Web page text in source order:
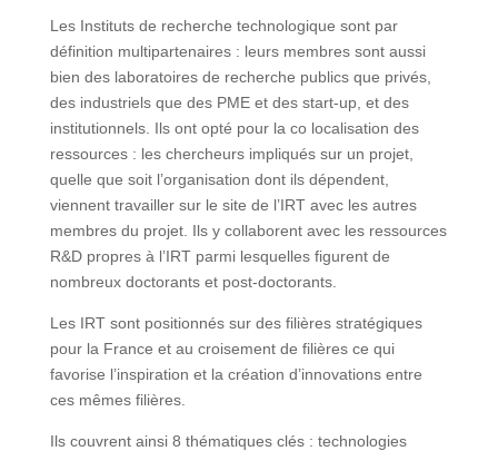
Les Instituts de recherche technologique sont par
définition multipartenaires : leurs membres sont aussi
bien des laboratoires de recherche publics que privés,
des industriels que des PME et des start-up, et des
institutionnels. Ils ont opté pour la co localisation des
ressources : les chercheurs impliqués sur un projet,
quelle que soit l’organisation dont ils dépendent,
viennent travailler sur le site de l’IRT avec les autres
membres du projet. Ils y collaborent avec les ressources
R&D propres à l’IRT parmi lesquelles figurent de
nombreux doctorants et post-doctorants.
Les IRT sont positionnés sur des filières stratégiques
pour la France et au croisement de filières ce qui
favorise l’inspiration et la création d’innovations entre
ces mêmes filières.
Ils couvrent ainsi 8 thématiques clés : technologies